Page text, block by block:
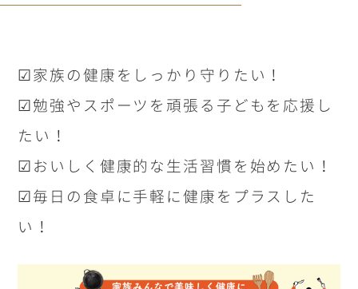
☑家族の健康をしっかり守りたい！
☑勉強やスポーツを頑張る子どもを応援し
たい！
☑おいしく健康的な生活習慣を始めたい！
☑毎日の食卓に手軽に健康をプラスした
い！